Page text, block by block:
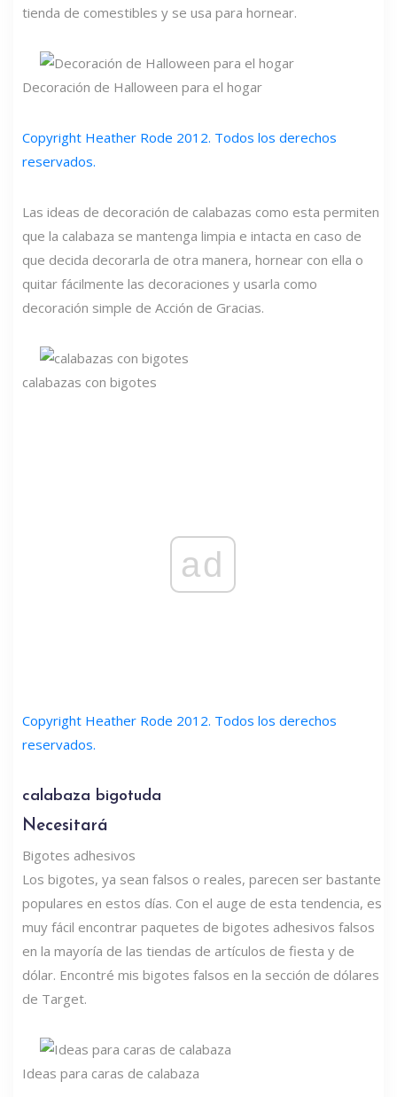
tienda de comestibles y se usa para hornear.
Decoración de Halloween para el hogar
Copyright Heather Rode 2012. Todos los derechos
reservados.
Las ideas de decoración de calabazas como esta permiten
que la calabaza se mantenga limpia e intacta en caso de
que decida decorarla de otra manera, hornear con ella o
quitar fácilmente las decoraciones y usarla como
decoración simple de Acción de Gracias.
calabazas con bigotes
ad
Copyright Heather Rode 2012. Todos los derechos
reservados.
calabaza bigotuda
Necesitará
Bigotes adhesivos
Los bigotes, ya sean falsos o reales, parecen ser bastante
populares en estos días. Con el auge de esta tendencia, es
muy fácil encontrar paquetes de bigotes adhesivos falsos
en la mayoría de las tiendas de artículos de fiesta y de
dólar. Encontré mis bigotes falsos en la sección de dólares
de Target.
Ideas para caras de calabaza